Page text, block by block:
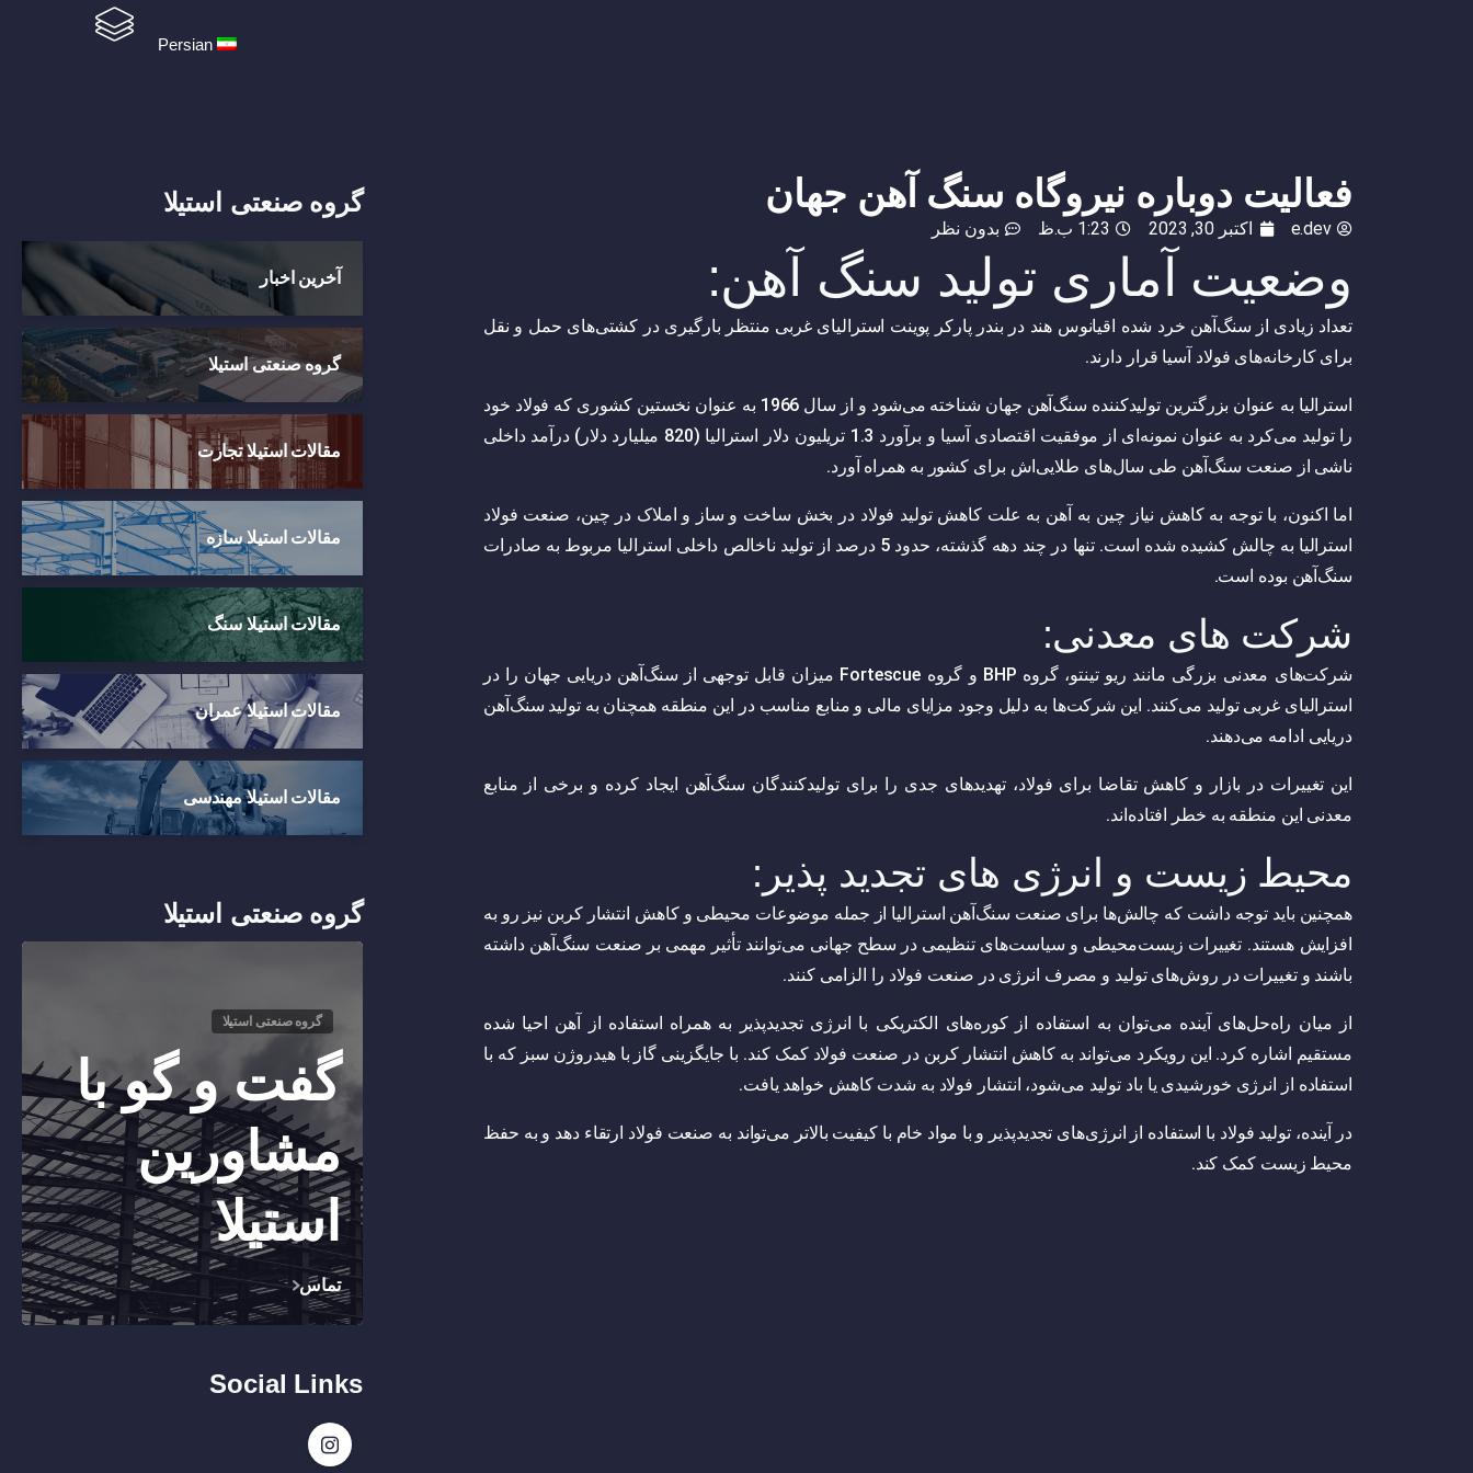
Persian
فعالیت دوباره نیروگاه سنگ آهن جهان
e.dev اکتبر 30, 2023 1:23 ب.ظ بدون نظر
وضعیت آماری تولید سنگ آهن:
تعداد زیادی از سنگ‌آهن خرد شده اقیانوس هند در بندر پارکر پوینت استرالیای غربی منتظر بارگیری در کشتی‌های حمل و نقل
برای کارخانه‌های فولاد آسیا قرار دارند.
استرالیا به عنوان بزرگترین تولیدکننده سنگ‌آهن جهان شناخته می‌شود و از سال 1966 به عنوان نخستین کشوری که فولاد خود
را تولید می‌کرد به عنوان نمونه‌ای از موفقیت اقتصادی آسیا و برآورد 1.3 تریلیون دلار استرالیا (820 میلیارد دلار) درآمد داخلی
ناشی از صنعت سنگ‌آهن طی سال‌های طلایی‌اش برای کشور به همراه آورد.
اما اکنون، با توجه به کاهش نیاز چین به آهن به علت کاهش تولید فولاد در بخش ساخت و ساز و املاک در چین، صنعت فولاد
استرالیا به چالش کشیده شده است. تنها در چند دهه گذشته، حدود 5 درصد از تولید ناخالص داخلی استرالیا مربوط به صادرات
سنگ‌آهن بوده است.
شرکت های معدنی:
شرکت‌های معدنی بزرگی مانند ریو تینتو، گروه BHP و گروه Fortescue میزان قابل توجهی از سنگ‌آهن دریایی جهان را در
استرالیای غربی تولید می‌کنند. این شرکت‌ها به دلیل وجود مزایای مالی و منابع مناسب در این منطقه همچنان به تولید سنگ‌آهن
دریایی ادامه می‌دهند.
این تغییرات در بازار و کاهش تقاضا برای فولاد، تهدیدهای جدی را برای تولیدکنندگان سنگ‌آهن ایجاد کرده و برخی از منابع
معدنی این منطقه به خطر افتاده‌اند.
محیط زیست و انرژی های تجدید پذیر:
همچنین باید توجه داشت که چالش‌ها برای صنعت سنگ‌آهن استرالیا از جمله موضوعات محیطی و کاهش انتشار کربن نیز رو به
افزایش هستند. تغییرات زیست‌محیطی و سیاست‌های تنظیمی در سطح جهانی می‌توانند تأثیر مهمی بر صنعت سنگ‌آهن داشته
باشند و تغییرات در روش‌های تولید و مصرف انرژی در صنعت فولاد را الزامی کنند.
از میان راه‌حل‌های آینده می‌توان به استفاده از کوره‌های الکتریکی با انرژی تجدیدپذیر به همراه استفاده از آهن احیا شده
مستقیم اشاره کرد. این رویکرد می‌تواند به کاهش انتشار کربن در صنعت فولاد کمک کند. با جایگزینی گاز با هیدروژن سبز که با
استفاده از انرژی خورشیدی یا باد تولید می‌شود، انتشار فولاد به شدت کاهش خواهد یافت.
در آینده، تولید فولاد با استفاده از انرژی‌های تجدیدپذیر و با مواد خام با کیفیت بالاتر می‌تواند به صنعت فولاد ارتقاء دهد و به حفظ
محیط زیست کمک کند.
گروه صنعتی استیلا
آخرین اخبار
گروه صنعتی استیلا
مقالات استیلا تجارت
مقالات استیلا سازه
مقالات استیلا سنگ
مقالات استیلا عمران
مقالات استیلا مهندسی
گروه صنعتی استیلا
گروه صنعتی استیلا
گفت و گو با
مشاورین
استیلا
تماس
Social Links